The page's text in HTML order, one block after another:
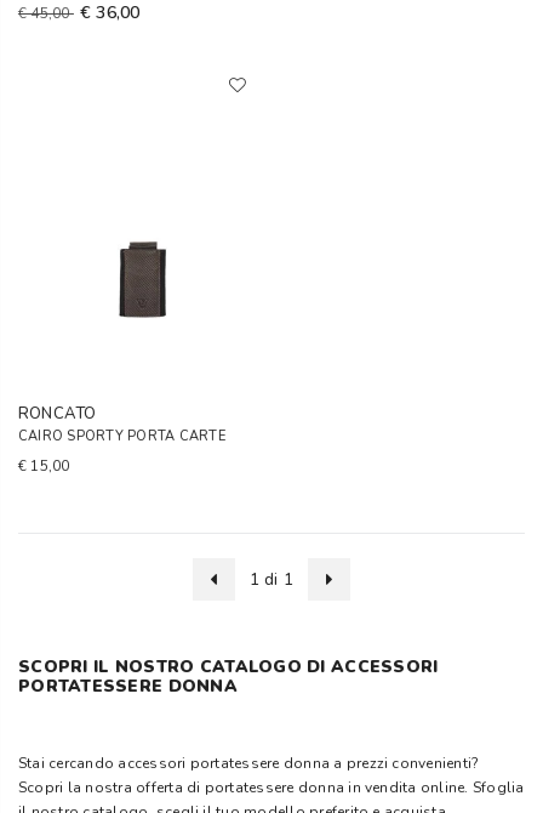
€ 45,00 € 36,00
RONCATO
CAIRO SPORTY PORTA CARTE
€ 15,00
1 di 1
SCOPRI IL NOSTRO CATALOGO DI ACCESSORI
PORTATESSERE DONNA
Stai cercando accessori portatessere donna a prezzi convenienti?
Scopri la nostra offerta di portatessere donna in vendita online. Sfoglia